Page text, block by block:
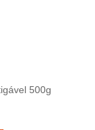
500g